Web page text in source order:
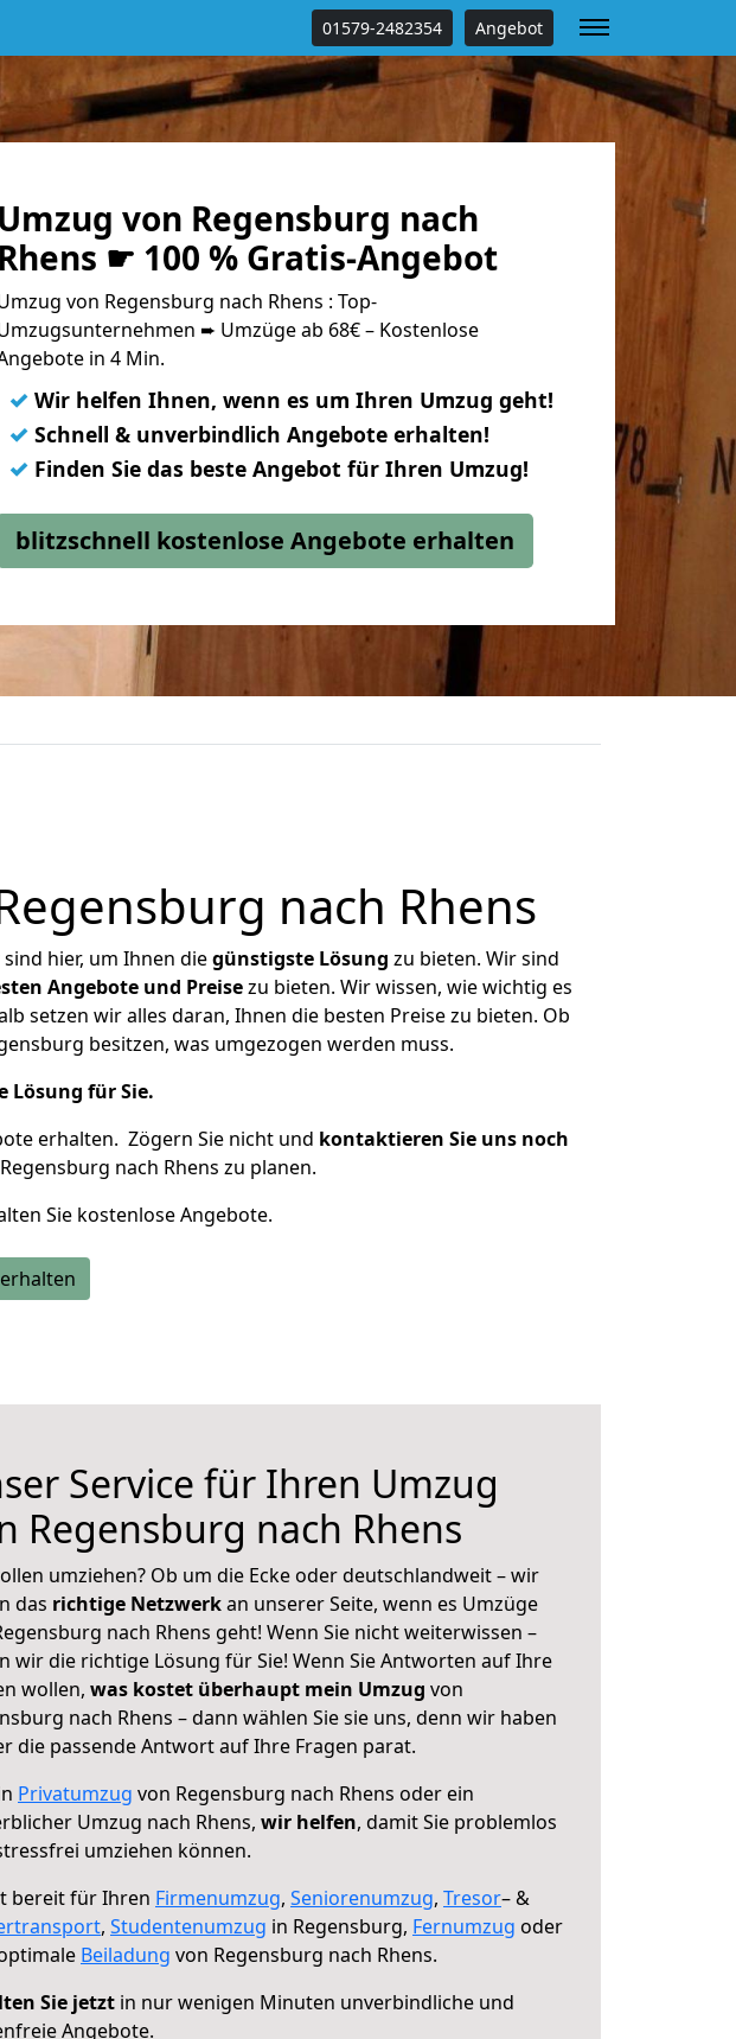
01579-2482354 Angebot
Umzug von Regensburg nach
Rhens ☛ 100 % Gratis-Angebot
von Regensburg nach Rhens : Top-
➨ Umzüge ab 68€ – Kostenlose
in 4 Min.
✓ Wir helfen Ihnen, wenn es um Ihren Umzug geht!
✓ Schnell & unverbindlich Angebote erhalten!
✓ Finden Sie das beste Angebot für Ihren Umzug!
blitzschnell kostenlose Angebote erhalten
nach Rhens
hier, um Ihnen diegünstigste Lösung zu bieten. Wir sind
Angebote und Preisezu bieten. Wir wissen, wie wichtig es
setzen wir alles daran, Ihnen die besten Preise zu bieten. Ob
besitzen, was umgezogen werden muss.
Lösung für Sie.
erhalten. Zögern Sie nicht und kontaktieren Sie uns noch
nach Rhens zu planen.
Sie kostenlose Angebote.
Service für Ihren Umzug
Regensburg nach Rhens
umziehen? Ob um die Ecke oder deutschlandweit – wir
das richtige Netzwerkan unserer Seite, wenn es Umzüge
nach Rhens geht! Wenn Sie nicht weiterwissen –
wir die richtige Lösung für Sie! Wenn Sie Antworten auf Ihre
wollen, was kostet überhaupt mein Umzug von
nach Rhens – dann wählen Sie sie uns, denn wir haben
die passende Antwort auf Ihre Fragen parat.
Privatumzug von Regensburg nach Rhens oder ein
Umzug nach Rhens, wir helfen, damit Sie problemlos
umziehen können.
bereit für Ihren Firmenumzug, Seniorenumzug, Tresor– &
, Studentenumzug in Regensburg, Fernumzug oder
Beiladung von Regensburg nach Rhens.
Sie jetzt in nur wenigen Minuten unverbindliche und
Angebote.